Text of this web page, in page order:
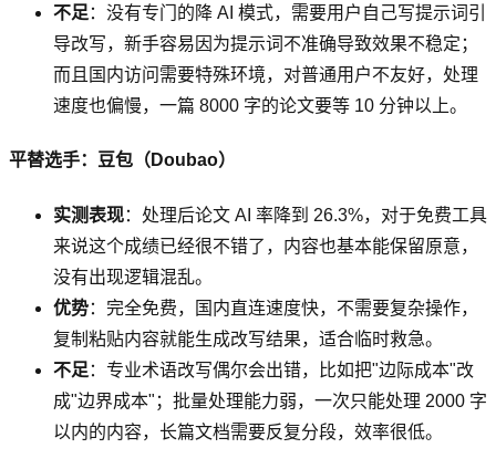
不足 ：没有专门的降 AI 模式，需要用户自己写提示词引
导改写，新手容易因为提示词不准确导致效果不稳定；
而且国内访问需要特殊环境，对普通用户不友好，处理
速度也偏慢，一篇 8000 字的论文要等 10 分钟以上。
平替选手：豆包（Doubao）
实测表现：处理后论文 AI 率降到 26.3%，对于免费工具
来说这个成绩已经很不错了，内容也基本能保留原意，
没有出现逻辑混乱。
优势：完全免费，国内直连速度快，不需要复杂操作，
复制粘贴内容就能生成改写结果，适合临时救急。
不足 ：专业术语改写偶尔会出错，比如把"边际成本"改
成"边界成本"；批量处理能力弱，一次只能处理 2000 字
以内的内容，长篇文档需要反复分段，效率很低。